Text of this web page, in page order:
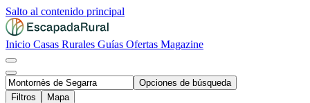
Salto al contenido principal
Inicio Casas Rurales Guías Ofertas Magazine
Opciones de búsqueda
Filtros
Mapa